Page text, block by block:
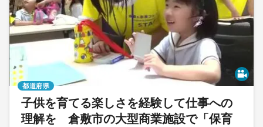
子供を育てる楽しさを経験して仕事への
理解を 倉敷市の大型商業施設で「保育
都道府県